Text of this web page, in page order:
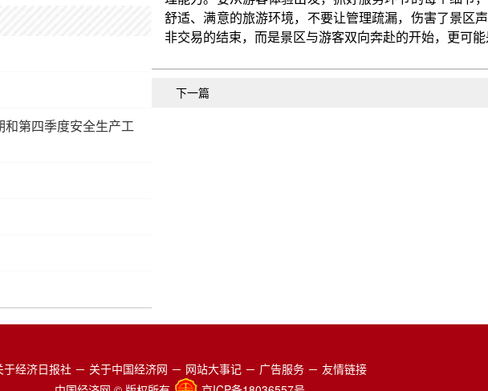
第四季度安全生产工
下一篇
于经济日报社 － 关于中国经济网 － 网站大事记 － 广告服务 － 友情链接